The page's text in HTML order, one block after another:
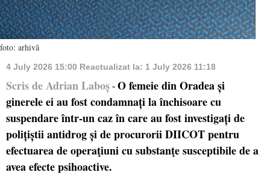
foto: arhivă
4 July 2026 15:00 Reactualizat la: 1 July 2026 11:18
Scris de Adrian Laboș - O femeie din Oradea și
ginerele ei au fost condamnați la închisoare cu
suspendare într-un caz în care au fost investigați de
polițiștii antidrog și de procurorii DIICOT pentru
efectuarea de operaţiuni cu substanţe susceptibile de a
avea efecte psihoactive.